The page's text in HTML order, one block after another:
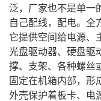
泛，厂家也不是单一
自己配线，配电。全
它提供空间给电源、
光盘驱动器、硬盘驱
撑、支架、各种螺丝
固定在机箱内部，形
外壳保护着板卡、电